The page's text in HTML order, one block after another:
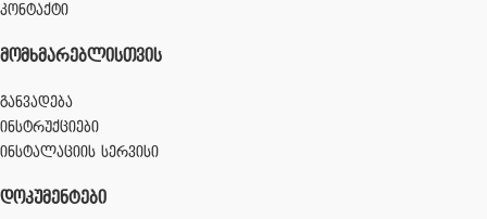
კონტაქტი
ᲛᲝᲛᲮᲛᲐᲠᲔᲑᲚᲘᲡᲗᲕᲘᲡ
განვადება
ინსტრუქციები
ინსტალაციის სერვისი
ᲓᲝᲙᲣᲛᲔᲜᲢᲔᲑᲘ